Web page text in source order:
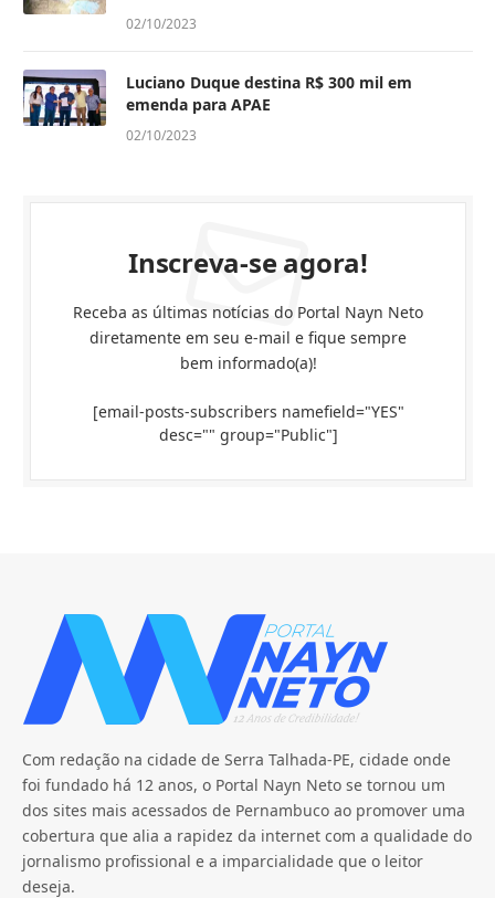
02/10/2023
Luciano Duque destina R$ 300 mil em
emenda para APAE
02/10/2023
Inscreva-se agora!
Receba as últimas notícias do Portal Nayn Neto
diretamente em seu e-mail e fique sempre
bem informado(a)!
[email-posts-subscribers namefield="YES"
desc="" group="Public"]
Com redação na cidade de Serra Talhada-PE, cidade onde
foi fundado há 12 anos, o Portal Nayn Neto se tornou um
dos sites mais acessados de Pernambuco ao promover uma
cobertura que alia a rapidez da internet com a qualidade do
jornalismo profissional e a imparcialidade que o leitor
deseja.